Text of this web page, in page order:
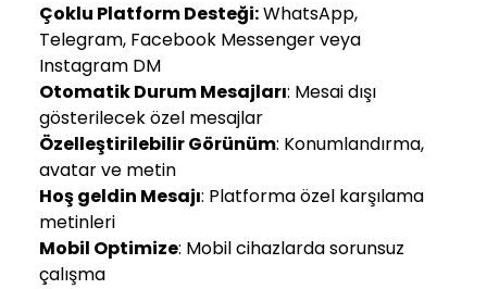
Çoklu Platform Desteği:WhatsApp,
Telegram, Facebook Messenger veya
Instagram DM
Otomatik Durum Mesajları: Mesai dışı
gösterilecek özel mesajlar
Özelleştirilebilir Görünüm: Konumlandırma,
avatar ve metin
Hoş geldin Mesajı: Platforma özel karşılama
metinleri
Mobil Optimize: Mobil cihazlarda sorunsuz
çalışma